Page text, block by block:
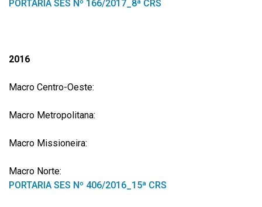
PORTARIA SES Nº 166/2017_8ª CRS
2016
Macro Centro-Oeste:
Macro Metropolitana:
Macro Missioneira:
Macro Norte:
PORTARIA SES Nº 406/2016_15ª CRS